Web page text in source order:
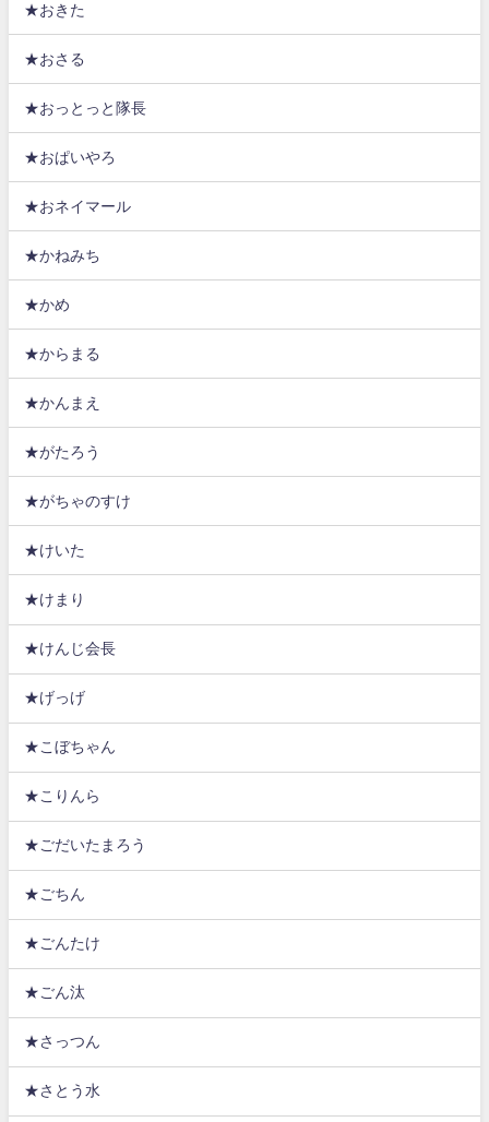
★おきた
★おさる
★おっとっと隊長
★おぱいやろ
★おネイマール
★かねみち
★かめ
★からまる
★かんまえ
★がたろう
★がちゃのすけ
★けいた
★けまり
★けんじ会長
★げっげ
★こぼちゃん
★こりんら
★ごだいたまろう
★ごちん
★ごんたけ
★ごん汰
★さっつん
★さとう水